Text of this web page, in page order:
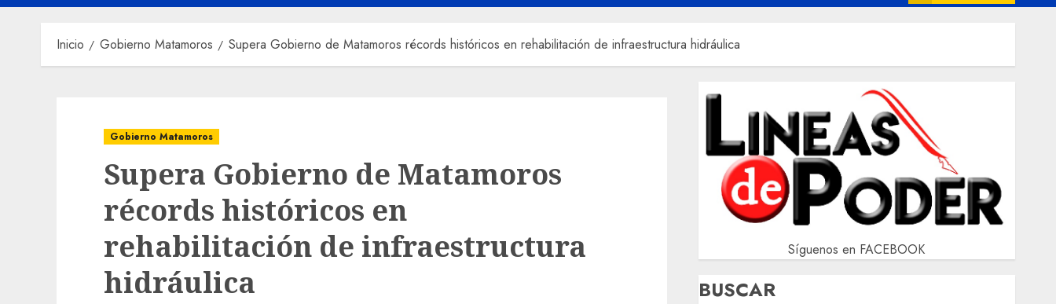
Inicio Gobierno Matamoros Supera Gobierno de Matamoros récords históricos en rehabilitación de infraestructura hidráulica
Gobierno Matamoros
Supera Gobierno de Matamoros
récords históricos en
rehabilitación de infraestructura
hidráulica
Síguenos en FACEBOOK
BUSCAR